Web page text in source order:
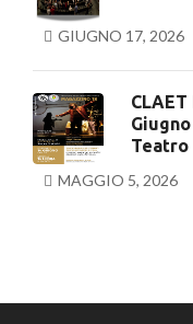
GIUGNO 17, 2026
Teatro
MAGGIO 5, 2026